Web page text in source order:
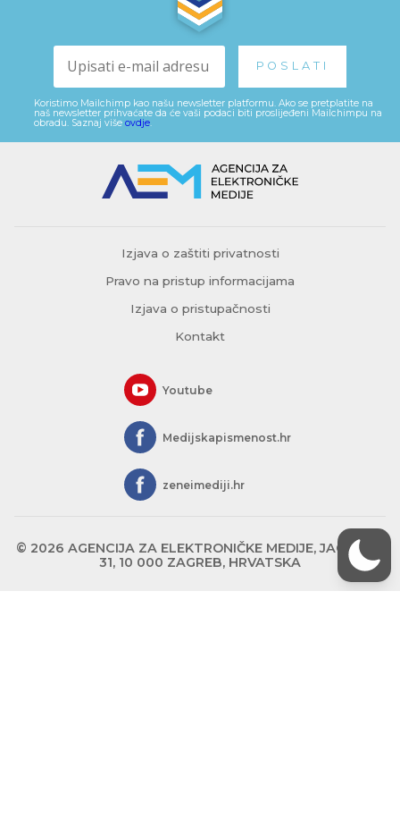
Koristimo Mailchimp kao našu newsletter platformu. Ako se pretplatite na
naš newsletter prihvaćate da će vaši podaci biti proslijeđeni Mailchimpu na
obradu. Saznaj više ovdje
Izjava o zaštiti privatnosti
Pravo na pristup informacijama
Izjava o pristupačnosti
Kontakt
Youtube
Medijskapismenost.hr
zeneimediji.hr
© 2026 AGENCIJA ZA ELEKTRONIČKE MEDIJE, JAGIĆEVA
31, 10 000 ZAGREB, HRVATSKA